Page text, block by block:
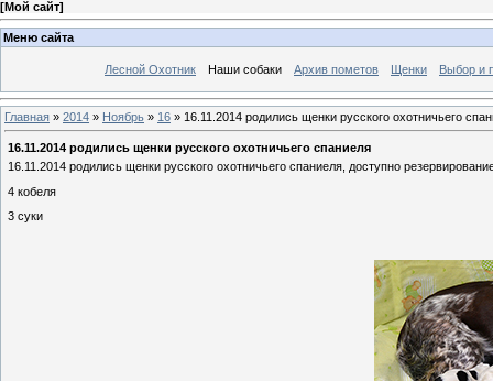
[Мой сайт]
Меню сайта
Лесной Охотник Наши собаки Архив пометов Щенки Выбор и
Главная » 2014 » Ноябрь » 16 » 16.11.2014 родились щенки русского охотничьего
16.11.2014 родились щенки русского охотничьего спаниеля
16.11.2014 родились щенки русского охотничьего спаниеля, доступно
4 кобеля
3 суки